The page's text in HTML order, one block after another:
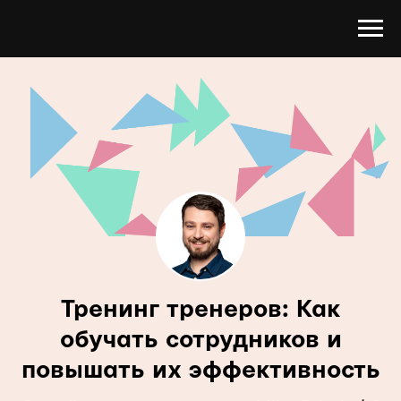
Тренинг тренеров: Как
обучать сотрудников и
повышать их эффективность